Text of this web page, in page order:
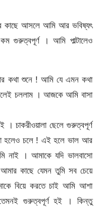
কাছে আসলে আমি আর ভবিষ্যৎ
গুরুত্বপূর্ণ । আমি পাল্টালেও
কথা শুনে ! আমি যে এমন কথা
চললাম । আজকে আমি বাসা
চাকরীওয়ালা ছেলে গুরুত্বপূর্ণ
হলেও চলে ! এই হলে ভাল আর
নাই । আমাকে যদি ভালবাসো
কাছে যেমন তুমি সব চেয়ে
বিয়ে করতে চাই আমি আশা
গুরুত্বপূর্ণ হই । কিন্তু